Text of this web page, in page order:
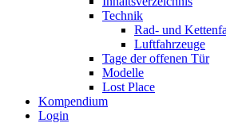
Technik
Rad- und
Luftfahrzeuge
Tage der offenen Tür
Modelle
Lost Place
Kompendium
Login